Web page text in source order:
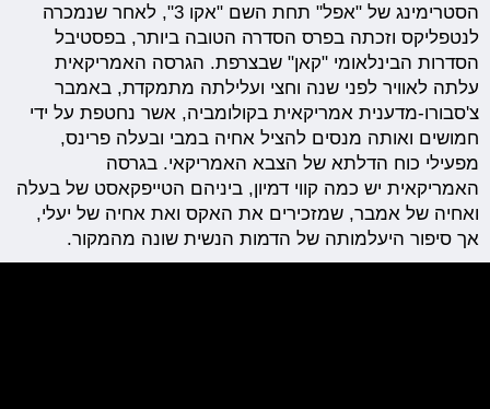
הסטרימינג של "אפל" תחת השם "אקו 3", לאחר שנמכרה
לנטפליקס וזכתה בפרס הסדרה הטובה ביותר, בפסטיבל
הסדרות הבינלאומי "קאן" שבצרפת. הגרסה האמריקאית
עלתה לאוויר לפני שנה וחצי ועלילתה מתמקדת, באמבר
צ'סבורו-מדענית אמריקאית בקולומביה, אשר נחטפת על ידי
חמושים ואותה מנסים להציל אחיה במבי ובעלה פרינס,
מפעילי כוח הדלתא של הצבא האמריקאי. בגרסה
האמריקאית יש כמה קווי דמיון, ביניהם הטייפקאסט של בעלה
ואחיה של אמבר, שמזכירים את האקס ואת אחיה של יעלי,
אך סיפור היעלמותה של הדמות הנשית שונה מהמקור.